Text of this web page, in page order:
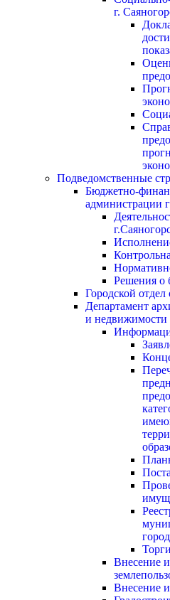
г.
Подведомственные
Бюджетно-
администрации
Решения о
Городской отдел
Департамент
и недвижимости
Торги
Внесение
Внесение